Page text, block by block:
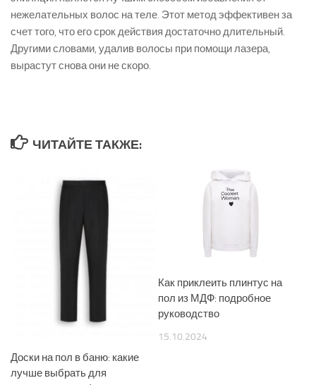
нежелательных волос на теле. Этот метод эффективен за
счет того, что его срок действия достаточно длительный.
Другими словами, удалив волосы при помощи лазера,
вырастут снова они не скоро.
ЧИТАЙТЕ ТАКЖЕ:
Доски на пол в баню: какие
лучше выбрать для
Как приклеить плинтус на
пол из МДФ: подробное
руководство
15.10.2024